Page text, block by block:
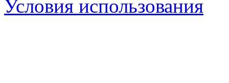
Условия использования